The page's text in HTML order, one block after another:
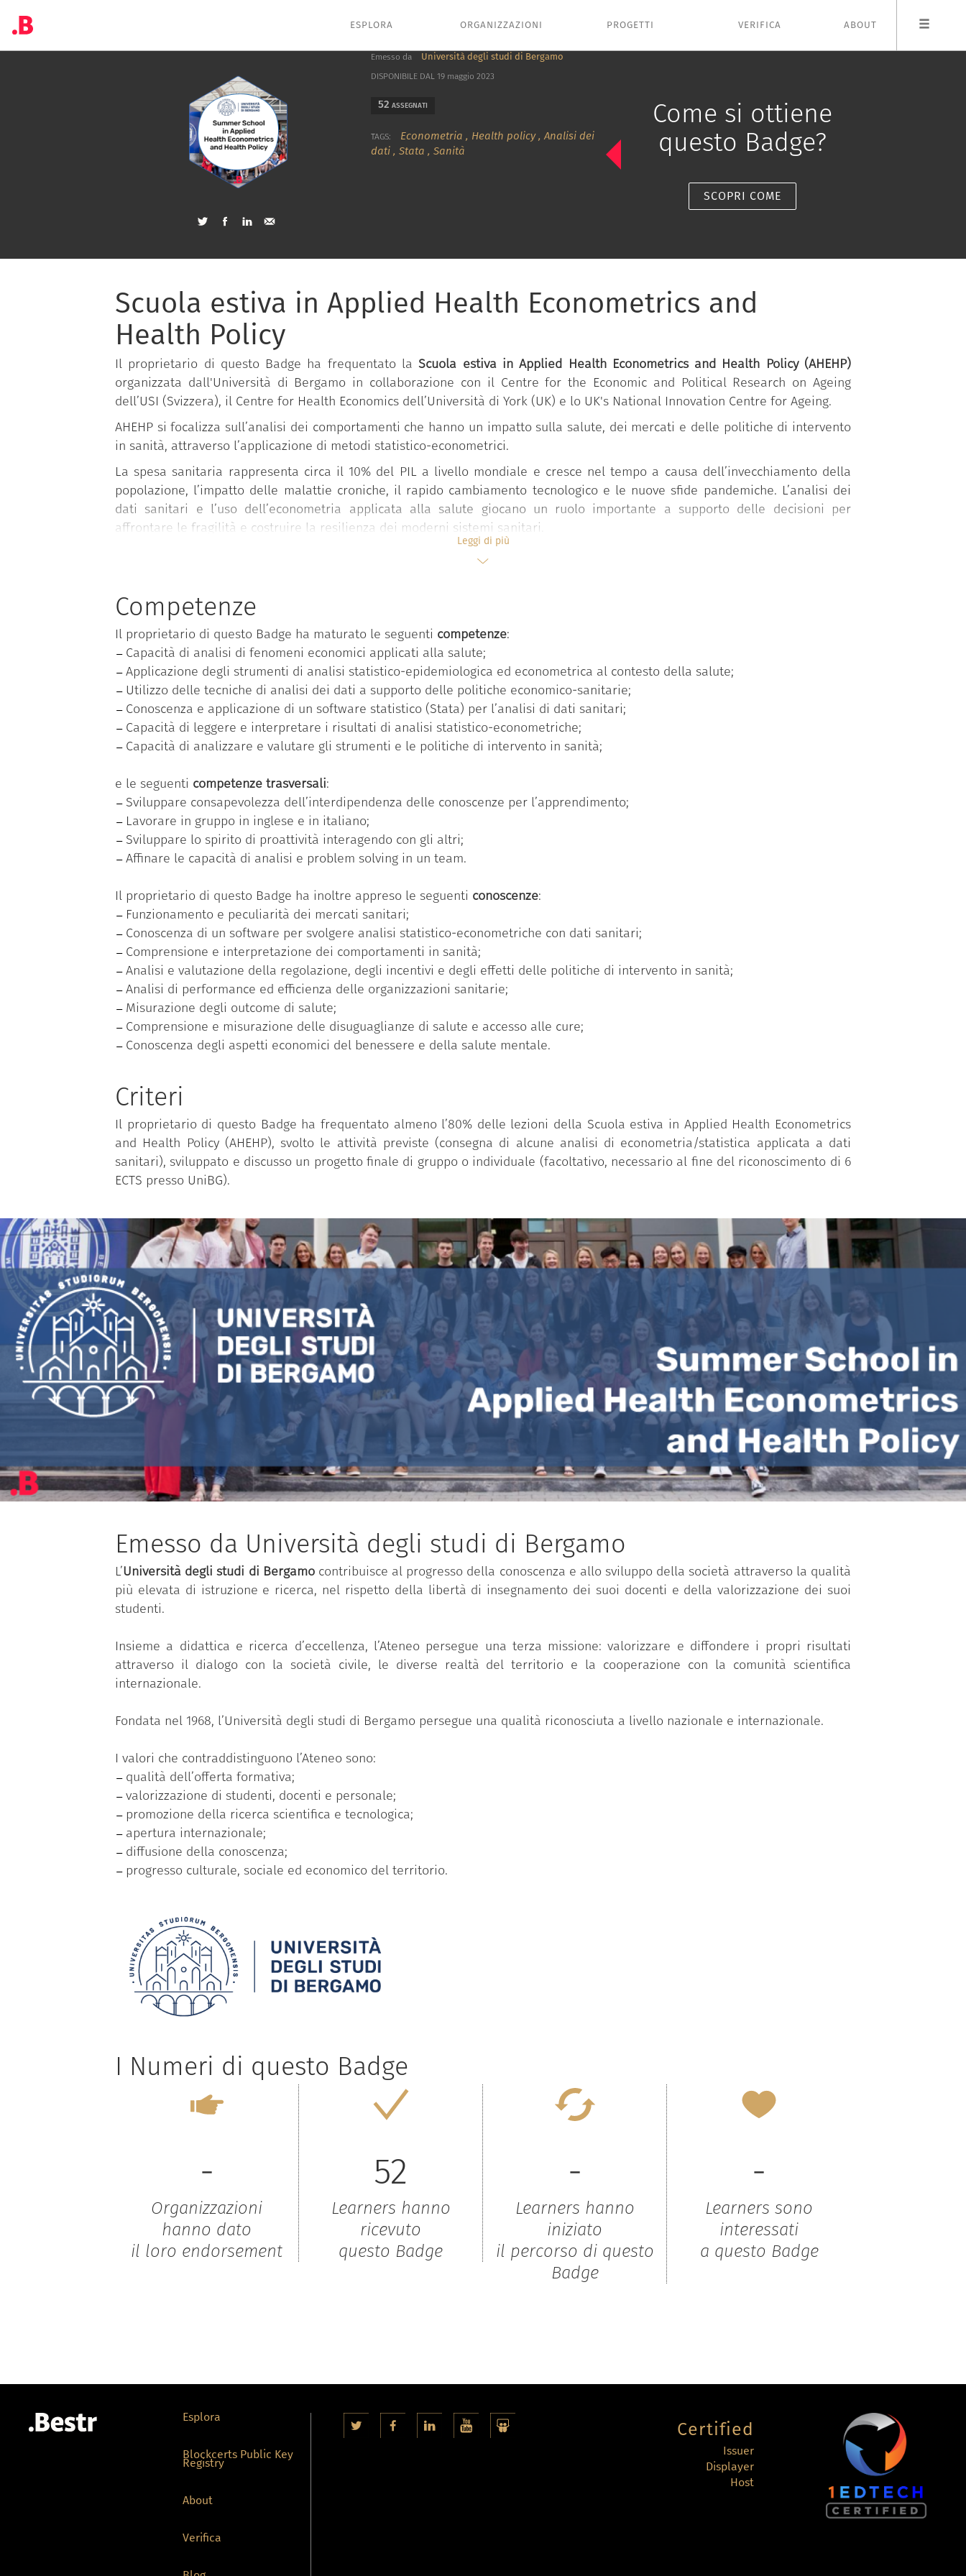
ESPLORA ORGANIZZAZIONI PROGETTI VERIFICA ABOUT
Emesso da Università degli studi di Bergamo
DISPONIBILE DAL 19 maggio 2023
52 ASSEGNATI
TAGS: Econometria , Health policy,Analisi dei
dati ,Stata ,Sanità
Come si ottiene
questo Badge?
SCOPRI COME
Scuola estiva in Applied Health Econometrics and
Health Policy
Il proprietario di questo Badge ha frequentato la Scuola estiva in Applied Health Econometrics and Health Policy (AHEHP)
organizzata dall'Università di Bergamo in collaborazione con il Centre for the Economic and Political Research on Ageing
dell’USI (Svizzera), il Centre for Health Economics dell’Università di York (UK) e lo UK's National Innovation Centre for Ageing.
AHEHP si focalizza sull’analisi dei comportamenti che hanno un impatto sulla salute, dei mercati e delle politiche di intervento
in sanità, attraverso l’applicazione di metodi statistico-econometrici.
La spesa sanitaria rappresenta circa il 10% del PIL a livello mondiale e cresce nel tempo a causa dell’invecchiamento della
popolazione, l’impatto delle malattie croniche, il rapido cambiamento tecnologico e le nuove sfide pandemiche. L’analisi dei
dati sanitari e l’uso dell’econometria applicata alla salute giocano un ruolo importante a supporto delle decisioni per
affrontare le fragilità e costruire la resilienza dei moderni sistemi sanitari.
Leggi di più
Competenze
Il proprietario di questo Badge ha maturato le seguenti competenze:
Capacità di analisi di fenomeni economici applicati alla salute;
Applicazione degli strumenti di analisi statistico-epidemiologica ed econometrica al contesto della salute;
Utilizzo delle tecniche di analisi dei dati a supporto delle politiche economico-sanitarie;
Conoscenza e applicazione di un software statistico (Stata) per l’analisi di dati sanitari;
Capacità di leggere e interpretare i risultati di analisi statistico-econometriche;
Capacità di analizzare e valutare gli strumenti e le politiche di intervento in sanità;
e le seguenti competenze trasversali:
Sviluppare consapevolezza dell’interdipendenza delle conoscenze per l’apprendimento;
Lavorare in gruppo in inglese e in italiano;
Sviluppare lo spirito di proattività interagendo con gli altri;
Affinare le capacità di analisi e problem solving in un team.
Il proprietario di questo Badge ha inoltre appreso le seguenti conoscenze:
Funzionamento e peculiarità dei mercati sanitari;
Conoscenza di un software per svolgere analisi statistico-econometriche con dati sanitari;
Comprensione e interpretazione dei comportamenti in sanità;
Analisi e valutazione della regolazione, degli incentivi e degli effetti delle politiche di intervento in sanità;
Analisi di performance ed efficienza delle organizzazioni sanitarie;
Misurazione degli outcome di salute;
Comprensione e misurazione delle disuguaglianze di salute e accesso alle cure;
Conoscenza degli aspetti economici del benessere e della salute mentale.
Criteri
Il proprietario di questo Badge ha frequentato almeno l’80% delle lezioni della Scuola estiva in Applied Health Econometrics
and Health Policy (AHEHP), svolto le attività previste (consegna di alcune analisi di econometria/statistica applicata a dati
sanitari), sviluppato e discusso un progetto finale di gruppo o individuale (facoltativo, necessario al fine del riconoscimento di 6
ECTS presso UniBG).
Emesso da Università degli studi di Bergamo
L’Università degli studi di Bergamocontribuisce al progresso della conoscenza e allo sviluppo della società attraverso la qualità
più elevata di istruzione e ricerca, nel rispetto della libertà di insegnamento dei suoi docenti e della valorizzazione dei suoi
studenti.
Insieme a didattica e ricerca d’eccellenza, l’Ateneo persegue una terza missione: valorizzare e diffondere i propri risultati
attraverso il dialogo con la società civile, le diverse realtà del territorio e la cooperazione con la comunità scientifica
internazionale.
Fondata nel 1968, l’Università degli studi di Bergamo persegue una qualità riconosciuta a livello nazionale e internazionale.
I valori che contraddistinguono l’Ateneo sono:
qualità dell’offerta formativa;
valorizzazione di studenti, docenti e personale;
promozione della ricerca scientifica e tecnologica;
apertura internazionale;
diffusione della conoscenza;
progresso culturale, sociale ed economico del territorio.
I Numeri di questo Badge
-
Organizzazioni
hanno dato
il loro endorsement
52
Learners hanno
ricevuto
questo Badge
-
Learners hanno
iniziato
il percorso di questo
Badge
-
Learners sono
interessati
a questo Badge
Esplora
Blockcerts Public Key
Registry
About
Verifica
Certified
Issuer
Displayer
Host